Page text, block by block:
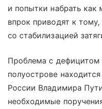
и попытки набрать
впрок приводят к тому,
со стабилизацией
Проблема с
полуострове
России Владимира
необходимые